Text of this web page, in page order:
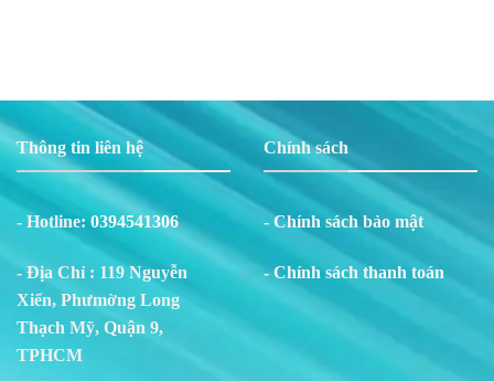
Thông tin liên hệ
- Hotline: 0394541306
- Địa Chỉ : 119 Nguyễn
Xiển, Phưmờng Long
Thạch Mỹ, Quận 9,
TPHCM
Chính sách
- Chính sách bảo mật
- Chính sách thanh toán